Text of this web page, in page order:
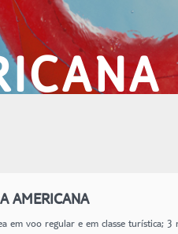
AMERICANA
em voo regular e em classe turística;